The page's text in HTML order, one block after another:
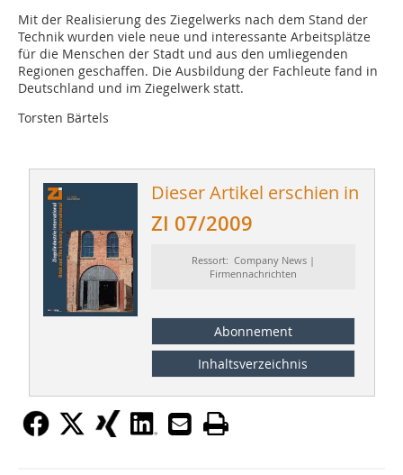
Mit der Realisierung des Ziegelwerks nach dem Stand der
Technik wurden viele neue und interessante Arbeitsplätze
für die Menschen der Stadt und aus den umliegenden
Regionen geschaffen. Die Ausbildung der Fachleute fand in
Deutschland und im Ziegelwerk statt.
Torsten Bärtels
Dieser Artikel erschien in
ZI 07/2009
Ressort: Company News |
Firmennachrichten
Abonnement
Inhaltsverzeichnis